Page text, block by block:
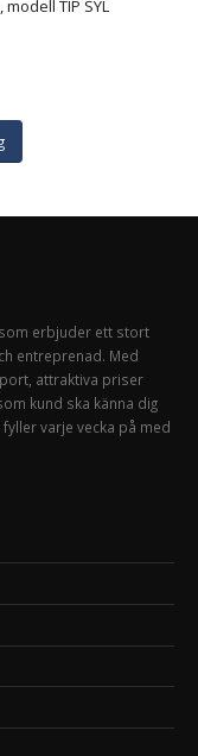
TIP SYL
erbjuder ett stort
entreprenad. Med
attraktiva priser
kund ska känna dig
varje vecka på med